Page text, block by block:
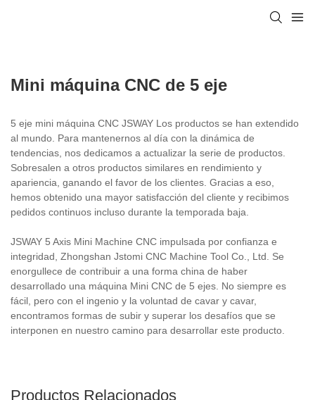
Mini máquina CNC de 5 eje
5 eje mini máquina CNC JSWAY Los productos se han extendido
al mundo. Para mantenernos al día con la dinámica de
tendencias, nos dedicamos a actualizar la serie de productos.
Sobresalen a otros productos similares en rendimiento y
apariencia, ganando el favor de los clientes. Gracias a eso,
hemos obtenido una mayor satisfacción del cliente y recibimos
pedidos continuos incluso durante la temporada baja.
JSWAY 5 Axis Mini Machine CNC impulsada por confianza e
integridad, Zhongshan Jstomi CNC Machine Tool Co., Ltd. Se
enorgullece de contribuir a una forma china de haber
desarrollado una máquina Mini CNC de 5 ejes. No siempre es
fácil, pero con el ingenio y la voluntad de cavar y cavar,
encontramos formas de subir y superar los desafíos que se
interponen en nuestro camino para desarrollar este producto.
Productos Relacionados